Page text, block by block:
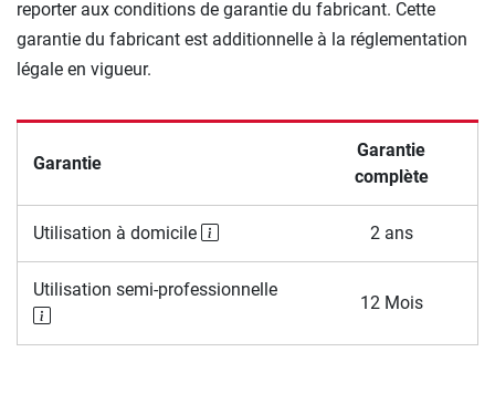
reporter aux conditions de garantie du fabricant. Cette
garantie du fabricant est additionnelle à la réglementation
légale en vigueur.
Garantie
Garantie
complète
Utilisation à domicile 2 ans
Utilisation semi-professionnelle
12 Mois